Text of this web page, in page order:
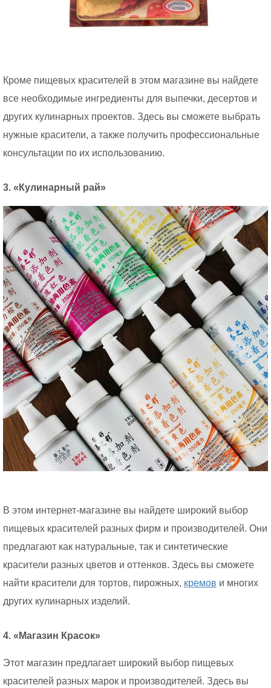
Кроме пищевых красителей в этом магазине вы найдете
все необходимые ингредиенты для выпечки, десертов и
других кулинарных проектов. Здесь вы сможете выбрать
нужные красители, а также получить профессиональные
консультации по их использованию.
3. «Кулинарный рай»
В этом интернет-магазине вы найдете широкий выбор
пищевых красителей разных фирм и производителей. Они
предлагают как натуральные, так и синтетические
красители разных цветов и оттенков. Здесь вы сможете
найти красители для тортов, пирожных, кремов и многих
других кулинарных изделий.
4. «Магазин Красок»
Этот магазин предлагает широкий выбор пищевых
красителей разных марок и производителей. Здесь вы